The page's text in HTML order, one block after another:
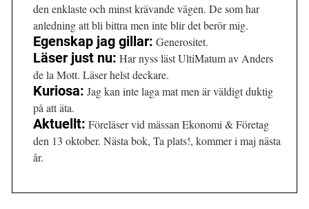
den enklaste och minst krävande vägen. De som har
anledning att bli bittra men inte blir det berör mig.
Egenskap jag gillar: Generositet.
Läser just nu: Har nyss läst UltiMatum av Anders
de la Mott. Läser helst deckare.
Kuriosa: Jag kan inte laga mat men är väldigt duktig
på att äta.
Aktuellt: Föreläser vid mässan Ekonomi & Företag
den 13 oktober. Nästa bok, Ta plats!, kommer i maj nästa
år.